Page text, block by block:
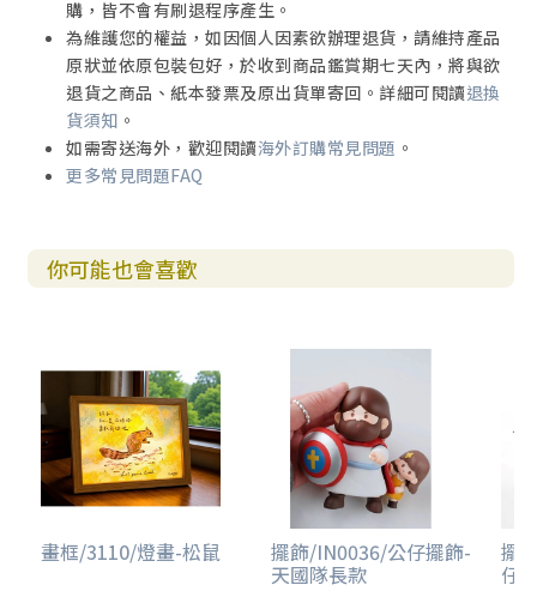
購，皆不會有刷退程序產生。
為維護您的權益，如因個人因素欲辦理退貨，請維持產品
原狀並依原包裝包好，於收到商品鑑賞期七天內，將與欲
退貨之商品、紙本發票及原出貨單寄回。詳細可閱讀退換
貨須知 。
如需寄送海外，歡迎閱讀海外訂購常見問題 。
更多常見問題FAQ
你可能也會喜歡
畫框/3110/燈畫-松鼠 擺飾/IN0036/公仔擺飾-
天國隊長款
擺
仔